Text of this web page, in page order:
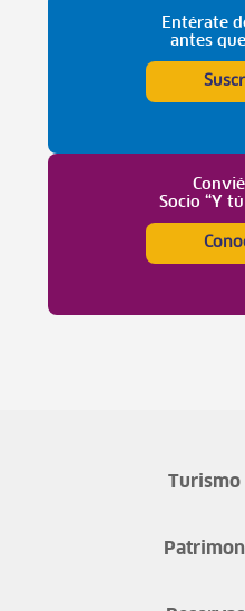
Entérate
antes
Socio “Y
Turismo